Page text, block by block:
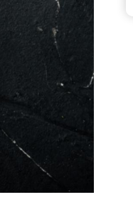
Le décalage des horaires
d'été : quel impact sur le
sommeil ?
Grossesse : ces polluants
pourraient influencer le
poids des enfants